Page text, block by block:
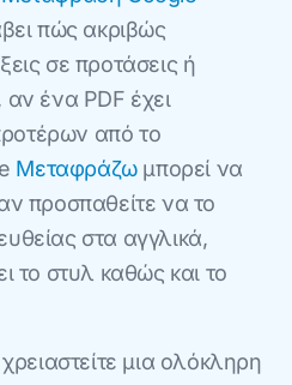
πώς ακριβώς
σε προτάσεις ή
ένα PDF έχει
από το
Μεταφράζωμπορεί να
προσπαθείτε να το
στα αγγλικά,
το στυλ καθώς και το
μια ολόκληρη